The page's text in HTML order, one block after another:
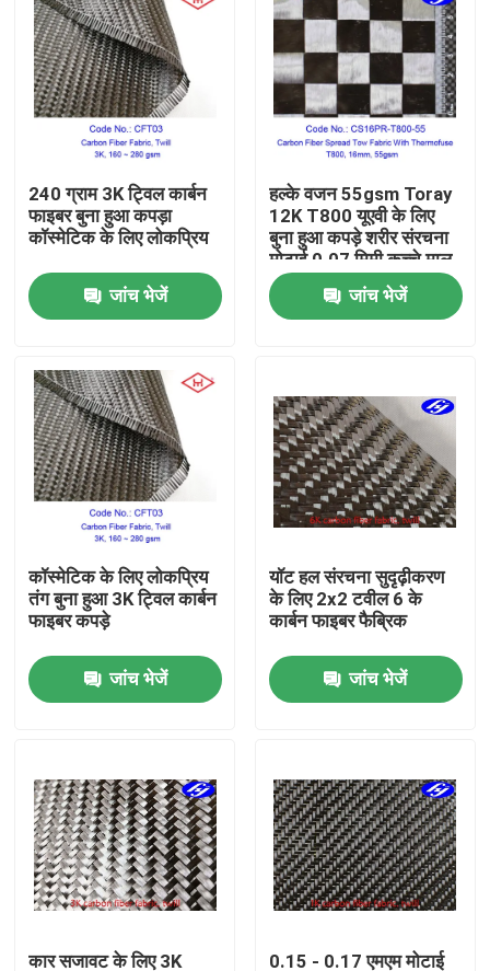
उत्पाद
वीडियो
हमारे बारे में
फैक्टरी यात्रा
गुणवत्ता नियंत्रण
समाचार
एक बोली का अनुरोध
कार्बन अरामी फैब्रिक
240 ग्राम 3K ट्विल कार्बन
फाइबर बुना हुआ कपड़ा
कॉस्मेटिक के लिए लोकप्रिय
जांच भेजें
हल्के वजन 55gsm Toray
12K T800 यूएवी के लिए
बुना हुआ कपड़े शरीर संरचना
मोटाई 0.07 मिमी कच्चे माल
कार्बन यार्न
जांच भेजें
कॉस्मेटिक के लिए लोकप्रिय
तंग बुना हुआ 3K ट्विल कार्बन
फाइबर कपड़े
जांच भेजें
यॉट हल संरचना सुदृढ़ीकरण
के लिए 2x2 टवील 6 के
कार्बन फाइबर फैब्रिक
जांच भेजें
कार सजावट के लिए 3K 0.15 - 0.17 एमएम मोटाई